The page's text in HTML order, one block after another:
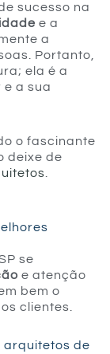
sucesso na
e a
a
Portanto,
ela é a
e a sua
o fascinante
deixe de
se
e atenção
bem o
clientes.
arquitetos de